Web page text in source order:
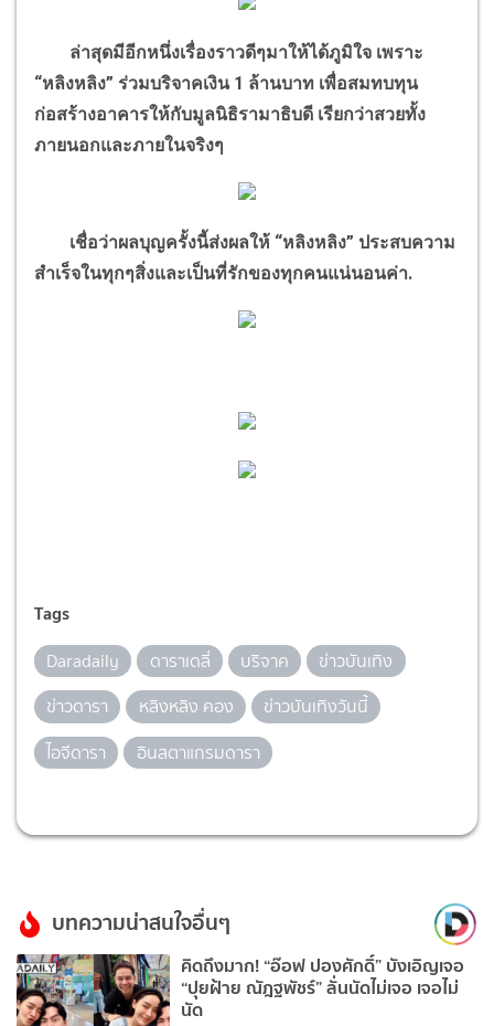
ล่าสุดมีอีกหนึ่งเรื่องราวดีๆมาให้ได้ภูมิใจ เพราะ
“หลิงหลิง” ร่วมบริจาคเงิน 1 ล้านบาท เพื่อสมทบทุน
ก่อสร้างอาคารให้กับมูลนิธิรามาธิบดี เรียกว่าสวยทั้ง
ภายนอกและภายในจริงๆ
เชื่อว่าผลบุญครั้งนี้ส่งผลให้ “หลิงหลิง” ประสบความ
สำเร็จในทุกๆสิ่งและเป็นที่รักของทุกคนแน่นอนค่า.
Tags
Daradaily ดาราเดลี่ บริจาค
ข่าวบันเทิง
ข่าวดารา
หลิงหลิง คอง
ข่าวบันเทิงวันนี้
ไอจีดารา
อินสตาแกรมดารา
บทความน่าสนใจอื่นๆ
คิดถึงมาก! “อ๊อฟ ปองศักดิ์” บังเอิญเจอ
“ปุยฝ้าย ณัฎฐพัชร์” ลั่นนัดไม่เจอ เจอไม่
นัด